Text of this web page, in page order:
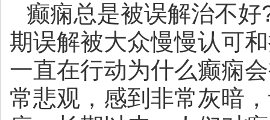
癫痫总是被误解治不好
期误解被大众慢慢认可
一直在行动为什么癫痫
常悲观，感到非常灰暗